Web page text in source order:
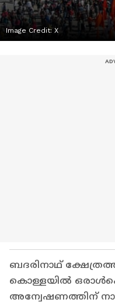
Image Credit: X
ബദരിനാഥ്
കൊള്ളയില്‍
അന്വേഷണത്തിന്